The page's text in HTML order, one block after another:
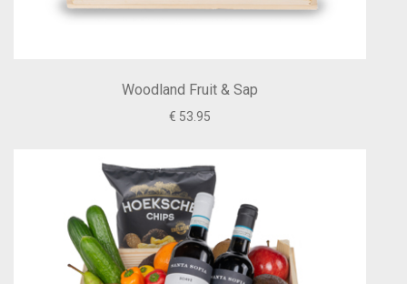
Woodland Fruit & Sap
€ 53.95